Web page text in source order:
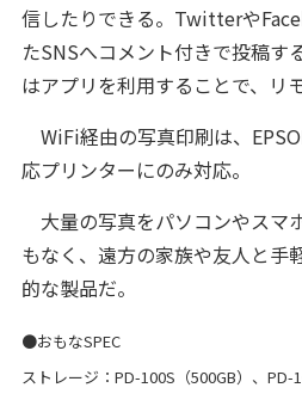
信したりできる。Twitterや
たSNSへコメント付きで投稿す
はアプリを利用することで、リ
WiFi経由の写真印刷は、
応プリンターにのみ対応。
大量の写真をパソコンやスマ
もなく、遠方の家族や友人と手
的な製品だ。
●おもなSPEC
ストレージ：PD-100S（500GB）、PD-